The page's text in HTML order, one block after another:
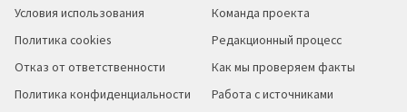
Условия использования
Политика cookies
Отказ от ответственности
Политика конфиденциальности
Команда проекта
Редакционный процесс
Как мы проверяем факты
Работа с источниками